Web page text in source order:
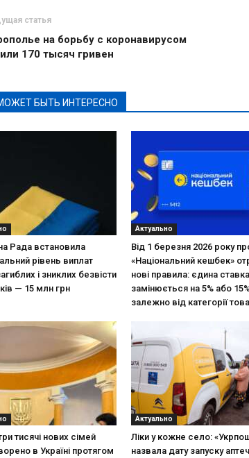
статья
на борьбу с коронавирусом
170 тысяч гривен
БЫТЬ ИНТЕРЕСНО
Рада встановила
рівень виплат
і зниклих безвісти
— 15 млн грн
Актуально
Від 1 березня 2026 року
«Національний кешбек»
нові правила: єдина
замінюється на 5% або
залежно від категорії
тисячі нових сімей
в Україні протягом
Актуально
Ліки у кожне село:
назвала дату запуску